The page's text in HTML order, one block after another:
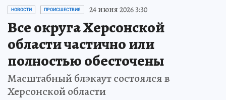
НОВОСТИ ПРОИСШЕСТВИЯ 24 июня 2026 3:30
Все округа Херсонской
области частично или
полностью обесточены
Масштабный блэкаут состоялся в
Херсонской области